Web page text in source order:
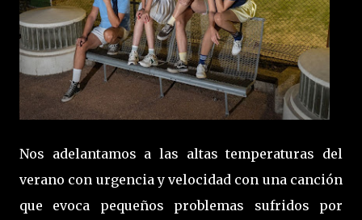
Nos adelantamos a las altas temperaturas del
verano con urgencia y velocidad con una canción
que evoca pequeños problemas sufridos por